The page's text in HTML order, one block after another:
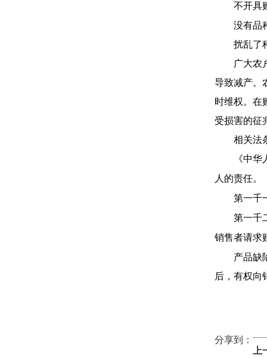
不开具
没有品
扰乱了
广大农
导致减产。
时维权。在
受损害的征
相关法
《中
人的责任。
第一千
第一千
销售者请求
产品缺
后，有权向
分享到：